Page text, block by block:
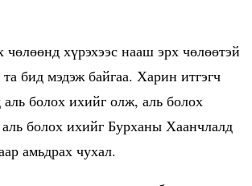
хүрэхээс нааш эрх чөлөөтэй
бид мэдэж байгаа. Харин итгэгч
аль болох ихийг олж, аль болох
болох ихийг Бурханы Хаанчлалд
амьдрах чухал.